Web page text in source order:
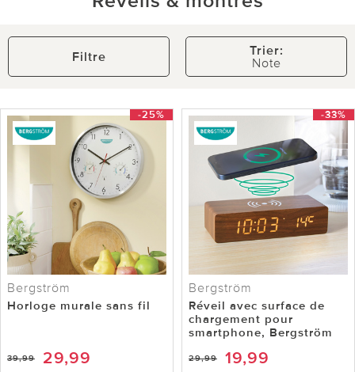
Filtre
Trier:
Note
-25%
Bergström
Horloge murale sans fil
39,99 29,99
-33%
Bergström
Réveil avec surface de
chargement pour
smartphone, Bergström
29,99 19,99